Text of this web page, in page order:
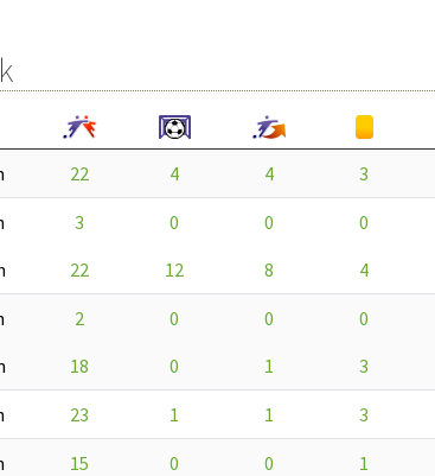
22 4 4 3
3 0 0 0
22 12 8 4
2 0 0 0
18 0 1 3
23 1 1 3
15 0 0 1